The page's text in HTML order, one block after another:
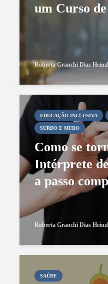
um Curso
Roberta Granchi Dias Heinzl
EDUCAÇÃO INCLUSIVA
SURDO E MUDO
Como se
Intérprete
a passo
Roberta Granchi Dias Heinzl
SAÚDE